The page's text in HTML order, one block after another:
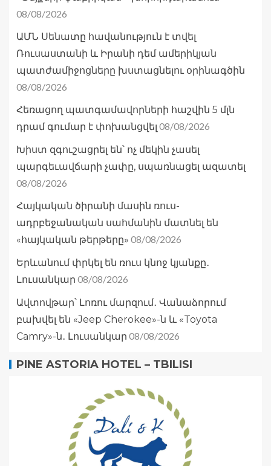
08/08/2026
ԱՄՆ Սենատը հավանություն է տվել
Ռուսաստանի և Իրանի դեմ ամերիկյան
պատժամիջոցները խստացնելու օրինագծին
08/08/2026
Հեռացող պատգամավորների հաշվին 5 մլն
դրամ գումար է փոխանցվել 08/08/2026
Խիստ զգուշացրել են՝ ոչ մեկին չասել
պարգեւավճարի չափը, սպառնացել ազատել
08/08/2026
Հայկական ծիրանի մասին ռուս-
ադրբեջանական սահմանին մատնել են
«հայկական թերթերը» 08/08/2026
Երևանում փրկել են ռուս կնոջ կյանքը․
Լուսանկար 08/08/2026
Ավտովթար՝ Լոռու մարզում․ Վանաձորում
բախվել են «Jeep Cherokee»-ն և «Toyota
Camry»-ն․ Լուսանկար 08/08/2026
PINE ASTORIA HOTEL – TBILISI